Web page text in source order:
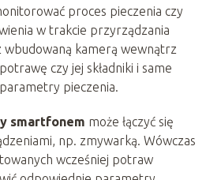
proces pieczenia czy
w trakcie przyrządzania
wbudowaną kamerą wewnątrz
czy jej składniki i same
pieczenia.
smartfonem może łączyć się
np. zmywarką. Wówczas
wcześniej potraw